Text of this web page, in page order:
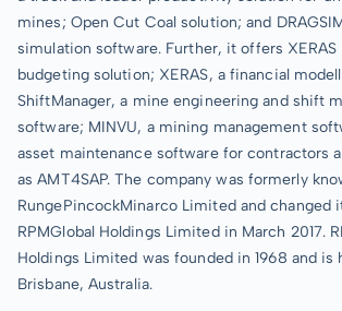
mines; Open Cut Coal solution; and
simulation software. Further, it offers XERAS
budgeting solution; XERAS, a financial
ShiftManager, a mine engineering and shift
software; MINVU, a mining management
asset maintenance software for contractors
as AMT4SAP. The company was formerly
RungePincockMinarco Limited and changed
RPMGlobal Holdings Limited in March 2017.
Holdings Limited was founded in 1968 and is
Brisbane, Australia.